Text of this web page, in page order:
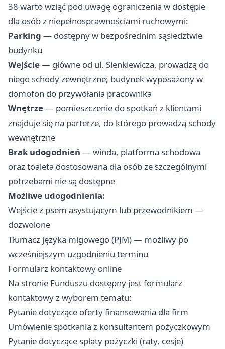
38 warto wziąć pod uwagę ograniczenia w dostępie
dla osób z niepełnosprawnościami ruchowymi:
Parking — dostępny w bezpośrednim sąsiedztwie
budynku
Wejście— główne od ul. Sienkiewicza, prowadzą do
niego schody zewnętrzne; budynek wyposażony w
domofon do przywołania pracownika
Wnętrze— pomieszczenie do spotkań z klientami
znajduje się na parterze, do którego prowadzą schody
wewnętrzne
Brak udogodnień — winda, platforma schodowa
oraz toaleta dostosowana dla osób ze szczególnymi
potrzebami nie są dostępne
Możliwe udogodnienia:
Wejście z psem asystującym lub przewodnikiem —
dozwolone
Tłumacz języka migowego (PJM) — możliwy po
wcześniejszym uzgodnieniu terminu
Formularz kontaktowy online
Na stronie Funduszu dostępny jest formularz
kontaktowy z wyborem tematu:
Pytanie dotyczące oferty finansowania dla firm
Umówienie spotkania z konsultantem pożyczkowym
Pytanie dotyczące spłaty pożyczki (raty, cesje)